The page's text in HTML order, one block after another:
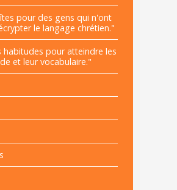
pour des gens qui n'ont
le langage chrétien."
habitudes pour atteindre les
et leur vocabulaire."